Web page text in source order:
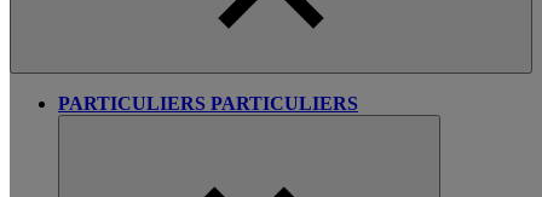
PARTICULIERS PARTICULIERS